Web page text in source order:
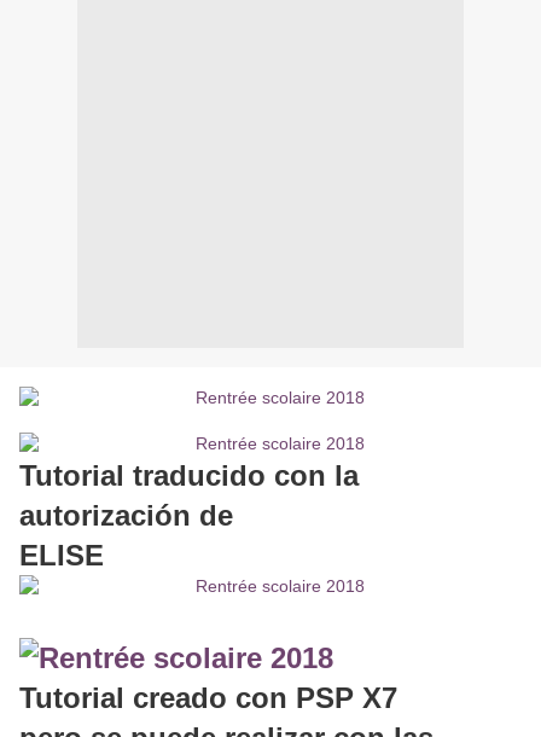
Tutorial traducido con la
autorización de
ELISE
Tutorial creado con PSP X7